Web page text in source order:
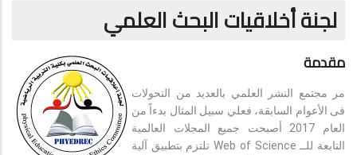
لجنة أخلاقيات البحث العلمي
مقدمة
مر مجتمع النشر العلمي بالعديد من التحولات
فى الأعوام السابقة، فعلي سبيل المثال بدءاً من
العام 2017 أصبحت جميع المجلات العالمية
التابعة للــ Web of Science تلتزم بتطبيق آلية